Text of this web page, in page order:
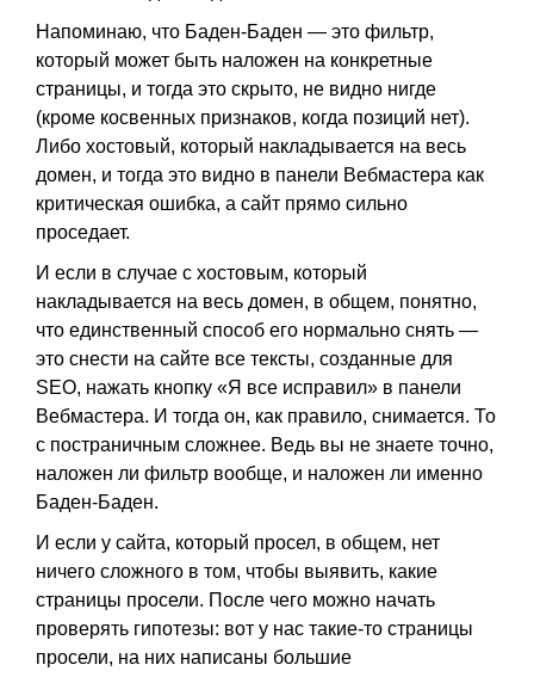
Напоминаю, что Баден-Баден — это фильтр,
который может быть наложен на конкретные
страницы, и тогда это скрыто, не видно нигде
(кроме косвенных признаков, когда позиций нет).
Либо хостовый, который накладывается на весь
домен, и тогда это видно в панели Вебмастера как
критическая ошибка, а сайт прямо сильно
проседает.
И если в случае с хостовым, который
накладывается на весь домен, в общем, понятно,
что единственный способ его нормально снять —
это снести на сайте все тексты, созданные для
SEO, нажать кнопку «Я все исправил» в панели
Вебмастера. И тогда он, как правило, снимается. То
с постраничным сложнее. Ведь вы не знаете точно,
наложен ли фильтр вообще, и наложен ли именно
Баден-Баден.
И если у сайта, который просел, в общем, нет
ничего сложного в том, чтобы выявить, какие
страницы просели. После чего можно начать
проверять гипотезы: вот у нас такие-то страницы
просели, на них написаны большие